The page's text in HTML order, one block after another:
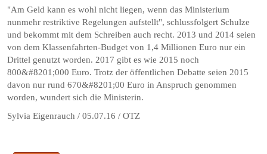
"Am Geld kann es wohl nicht liegen, wenn das Ministerium
nunmehr restriktive Regelungen aufstellt", schlussfolgert Schulze
und bekommt mit dem Schreiben auch recht. 2013 und 2014 seien
von dem Klassenfahrten-Budget von 1,4 Millionen Euro nur ein
Drittel genutzt worden. 2017 gibt es wie 2015 noch
800&#8201;000 Euro. Trotz der öffentlichen Debatte seien 2015
davon nur rund 670&#8201;00 Euro in Anspruch genommen
worden, wundert sich die Ministerin.
Sylvia Eigenrauch / 05.07.16 / OTZ